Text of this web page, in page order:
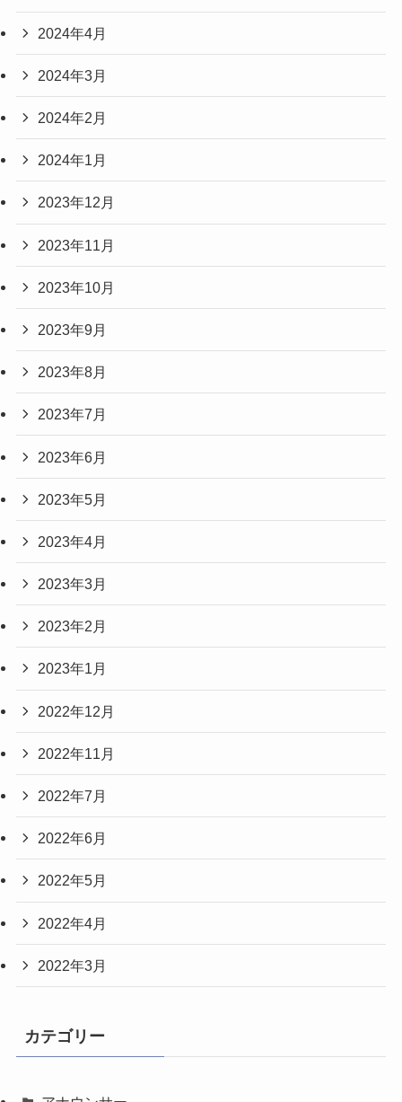
2024年4月
2024年3月
2024年2月
2024年1月
2023年12月
2023年11月
2023年10月
2023年9月
2023年8月
2023年7月
2023年6月
2023年5月
2023年4月
2023年3月
2023年2月
2023年1月
2022年12月
2022年11月
2022年7月
2022年6月
2022年5月
2022年4月
2022年3月
カテゴリー